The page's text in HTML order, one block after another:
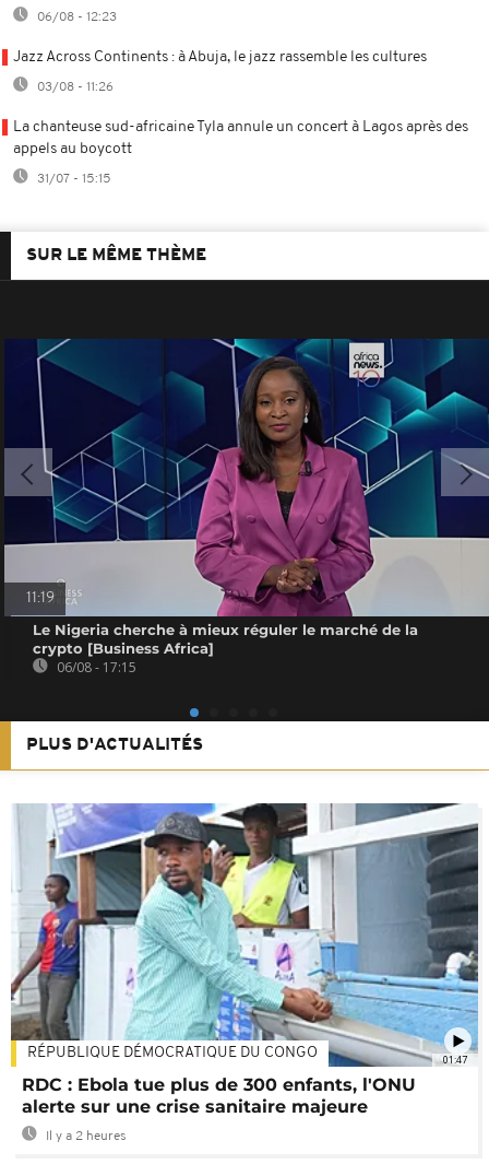
06/08 - 12:23
Jazz Across Continents : à Abuja, le jazz rassemble les cultures
03/08 - 11:26
La chanteuse sud-africaine Tyla annule un concert à Lagos après des
appels au boycott
31/07 - 15:15
SUR LE MÊME THÈME
11:19
Le Nigeria cherche à mieux réguler le marché de la
crypto [Business Africa]
06/08 - 17:15
PLUS D'ACTUALITÉS
01:47
RÉPUBLIQUE DÉMOCRATIQUE DU CONGO
RDC : Ebola tue plus de 300 enfants, l'ONU
alerte sur une crise sanitaire majeure
Il y a 2 heures